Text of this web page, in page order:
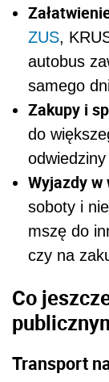
ZUS,
autobus
samego
Zakupy i
do
Wyjazdy w
soboty i
mszę do
czy na
Co
Transport